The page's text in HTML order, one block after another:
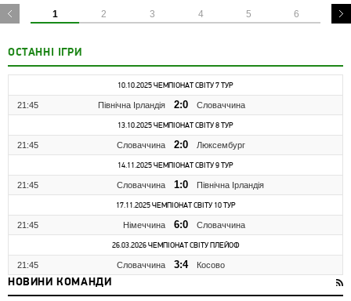
1 2 3 4 5 6
ОСТАННІ ІГРИ
10.10.2025 ЧЕМПІОНАТ СВІТУ 7 ТУР
21:45 Північна Ірландія 2:0 Словаччина
13.10.2025 ЧЕМПІОНАТ СВІТУ 8 ТУР
21:45 Словаччина 2:0 Люксембург
14.11.2025 ЧЕМПІОНАТ СВІТУ 9 ТУР
21:45 Словаччина 1:0 Північна Ірландія
17.11.2025 ЧЕМПІОНАТ СВІТУ 10 ТУР
21:45 Німеччина 6:0 Словаччина
26.03.2026 ЧЕМПІОНАТ СВІТУ ПЛЕЙОФ
21:45 Словаччина 3:4 Косово
НОВИНИ КОМАНДИ